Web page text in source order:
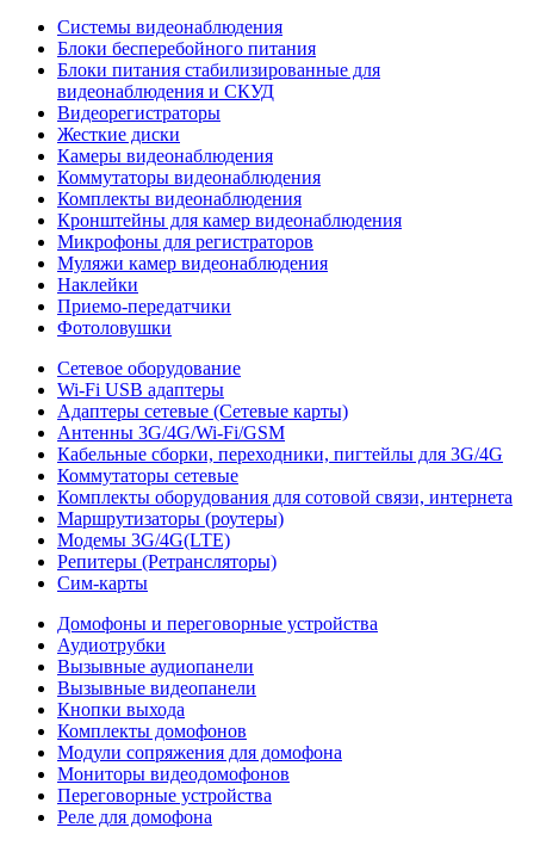
Системы видеонаблюдения
Блоки бесперебойного питания
Блоки питания стабилизированные для
видеонаблюдения и СКУД
Видеорегистраторы
Жесткие диски
Камеры видеонаблюдения
Коммутаторы видеонаблюдения
Комплекты видеонаблюдения
Кронштейны для камер видеонаблюдения
Микрофоны для регистраторов
Муляжи камер видеонаблюдения
Наклейки
Приемо-передатчики
Фотоловушки
Сетевое оборудование
Wi-Fi USB адаптеры
Адаптеры сетевые (Сетевые карты)
Антенны 3G/4G/Wi-Fi/GSM
Кабельные сборки, переходники, пигтейлы для 3G/4G
Коммутаторы сетевые
Комплекты оборудования для сотовой связи, интернета
Маршрутизаторы (роутеры)
Модемы 3G/4G(LTE)
Репитеры (Ретрансляторы)
Сим-карты
Домофоны и переговорные устройства
Аудиотрубки
Вызывные аудиопанели
Вызывные видеопанели
Кнопки выхода
Комплекты домофонов
Модули сопряжения для домофона
Мониторы видеодомофонов
Переговорные устройства
Реле для домофона